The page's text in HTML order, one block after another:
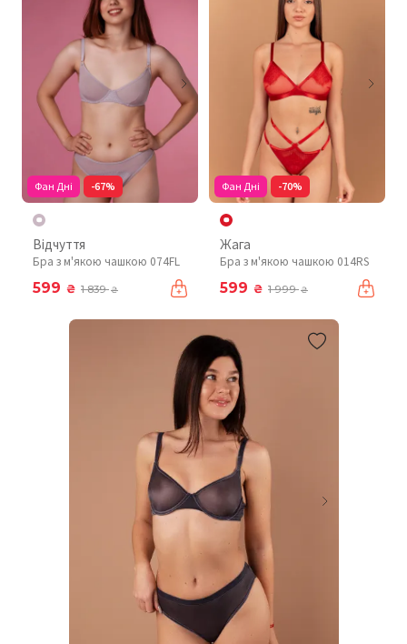
Фан Дні -67%
Відчуття
Бра з м'якою чашкою 074FL
599 ₴ 1 839₴
Фан Дні -70%
Жага
Бра з м'якою чашкою 014RS
599 ₴ 1 999₴